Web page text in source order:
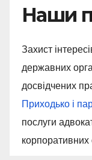
Наши
Захист
державних
досвідчених
Приходько і
послуги
корпоративних